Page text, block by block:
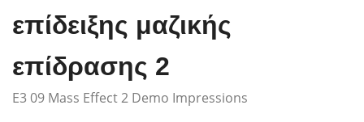
επίδειξης μαζικής
επίδρασης 2
E3 09 Mass Effect 2 Demo Impressions